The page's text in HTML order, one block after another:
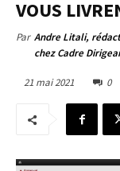
VOUS
Par Andre Litali,
chez Cadre
21 mai 2021 0